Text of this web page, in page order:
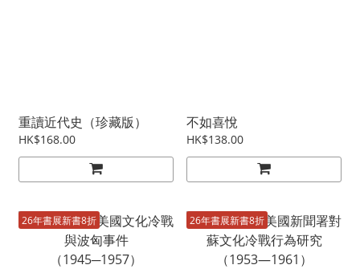
重讀近代史（珍藏版）
HK$168.00
不如喜悅
HK$138.00
26年書展新書8折 26年書展新書8折